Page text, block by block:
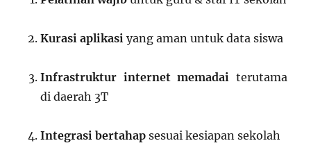
Kurasi aplikasi yang aman untuk data siswa
Infrastruktur internet memadai terutama
di daerah 3T
Integrasi bertahap sesuai kesiapan sekolah